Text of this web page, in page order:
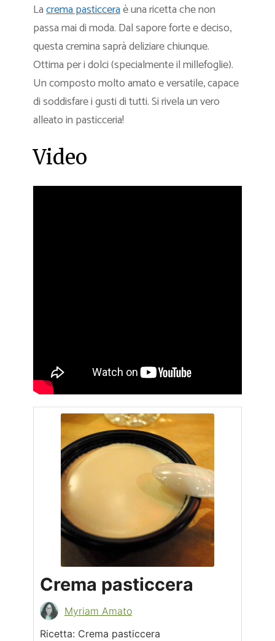
Lacrema pasticceraè una ricetta che non
passa mai di moda. Dal sapore forte e deciso,
questa cremina saprà deliziare chiunque.
Ottima per i dolci (specialmente il millefoglie).
Un composto molto amato e versatile, capace
di soddisfare i gusti di tutti. Si rivela un vero
alleato in pasticceria!
Video
Crema pasticcera
Myriam Amato
Ricetta: Crema pasticcera